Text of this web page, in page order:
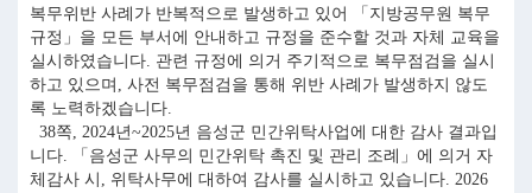
복무위반 사례가 반복적으로 발생하고 있어 「지방공무원 복무
규정」을 모든 부서에 안내하고 규정을 준수할 것과 자체 교육을
실시하였습니다. 관련 규정에 의거 주기적으로 복무점검을 실시
하고 있으며, 사전 복무점검을 통해 위반 사례가 발생하지 않도
록 노력하겠습니다.
38쪽, 2024년~2025년 음성군 민간위탁사업에 대한 감사 결과입
니다. 「음성군 사무의 민간위탁 촉진 및 관리 조례」에 의거 자
체감사 시, 위탁사무에 대하여 감사를 실시하고 있습니다. 2026